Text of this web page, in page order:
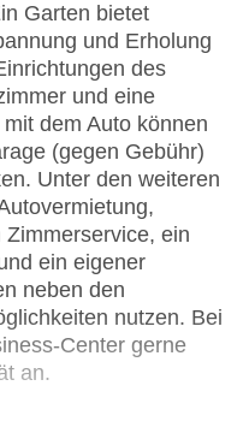
Garten bietet
und Erholung
des
und eine
dem Auto können
(gegen Gebühr)
Unter den weiteren
ein
ein eigener
neben den
nutzen. Bei
Center gerne
an.